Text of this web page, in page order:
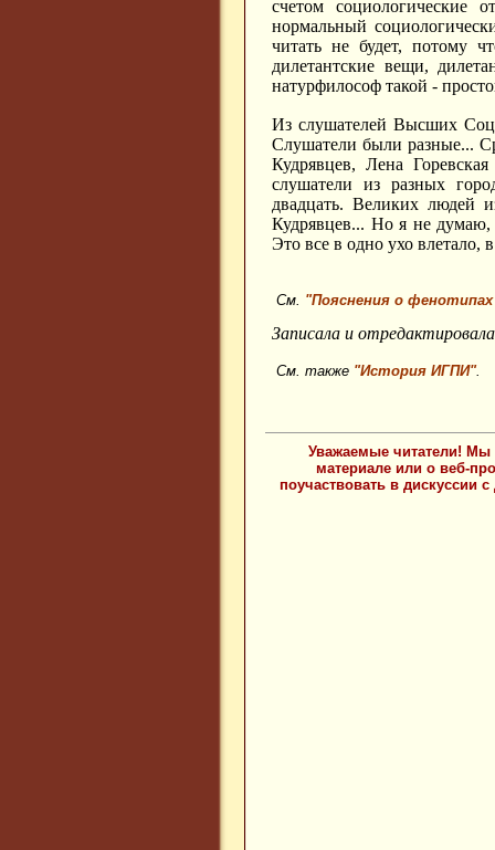
счетом
нормальный
читать не будет, потому
дилетантские вещи,
натурфилософ такой -
Из слушателей Высших
Слушатели были разные...
Кудрявцев, Лена
слушатели из разных
двадцать. Великих
Кудрявцев... Но я не
Это все в одно ухо влетало,
См. "Пояснения о
Записала и
См. также "История ИГПИ".
Уважаемые читатели! Мы
материале или о веб-
поучаствовать в дискуссии